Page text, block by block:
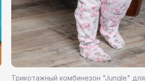
Трикотажный комбинезон "Jungle" для